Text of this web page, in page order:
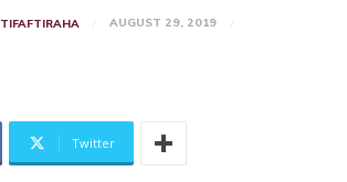
TIFAFTIRAHA AUGUST 29, 2019
Twitter